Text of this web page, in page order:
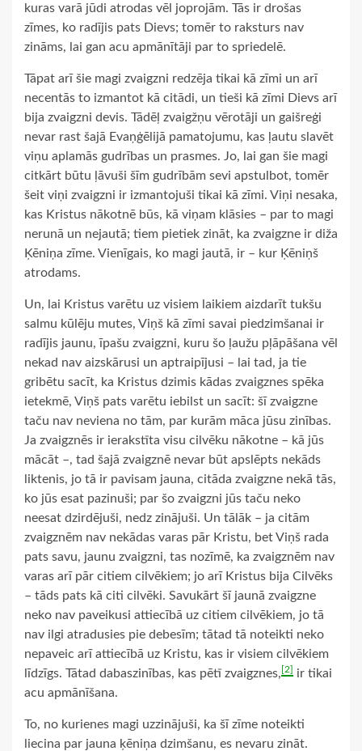
kuras varā jūdi atrodas vēl joprojām. Tās ir drošas
zīmes, ko radījis pats Dievs; tomēr to raksturs nav
zināms, lai gan acu apmānītāji par to spriedelē.
Tāpat arī šie magi zvaigzni redzēja tikai kā zīmi un arī
necentās to izmantot kā citādi, un tieši kā zīmi Dievs arī
bija zvaigzni devis. Tādēļ zvaigžņu vērotāji un gaišreģi
nevar rast šajā Evaņģēlijā pamatojumu, kas ļautu slavēt
viņu aplamās gudrības un prasmes. Jo, lai gan šie magi
citkārt būtu ļāvuši šīm gudrībām sevi apstulbot, tomēr
šeit viņi zvaigzni ir izmantojuši tikai kā zīmi. Viņi nesaka,
kas Kristus nākotnē būs, kā viņam klāsies – par to magi
nerunā un nejautā; tiem pietiek zināt, ka zvaigzne ir diža
Ķēniņa zīme. Vienīgais, ko magi jautā, ir – kur Ķēniņš
atrodams.
Un, lai Kristus varētu uz visiem laikiem aizdarīt tukšu
salmu kūlēju mutes, Viņš kā zīmi savai piedzimšanai ir
radījis jaunu, īpašu zvaigzni, kuru šo ļaužu pļāpāšana vēl
nekad nav aizskārusi un aptraipījusi – lai tad, ja tie
gribētu sacīt, ka Kristus dzimis kādas zvaigznes spēka
ietekmē, Viņš pats varētu iebilst un sacīt: šī zvaigzne
taču nav neviena no tām, par kurām māca jūsu zinības.
Ja zvaigznēs ir ierakstīta visu cilvēku nākotne – kā jūs
mācāt –, tad šajā zvaigznē nevar būt apslēpts nekāds
liktenis, jo tā ir pavisam jauna, citāda zvaigzne nekā tās,
ko jūs esat pazinuši; par šo zvaigzni jūs taču neko
neesat dzirdējuši, nedz zinājuši. Un tālāk – ja citām
zvaigznēm nav nekādas varas pār Kristu, bet Viņš rada
pats savu, jaunu zvaigzni, tas nozīmē, ka zvaigznēm nav
varas arī pār citiem cilvēkiem; jo arī Kristus bija Cilvēks
– tāds pats kā citi cilvēki. Savukārt šī jaunā zvaigzne
neko nav paveikusi attiecībā uz citiem cilvēkiem, jo tā
nav ilgi atradusies pie debesīm; tātad tā noteikti neko
nepaveic arī attiecībā uz Kristu, kas ir visiem cilvēkiem
līdzīgs. Tātad dabaszinības, kas pētī zvaigznes, [2] ir tikai
acu apmānīšana.
To, no kurienes magi uzzinājuši, ka šī zīme noteikti
liecina par jauna ķēniņa dzimšanu, es nevaru zināt.